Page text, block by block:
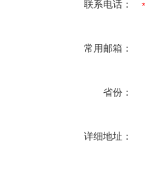
联系电话：
常用邮箱：
省份：
详细地址：